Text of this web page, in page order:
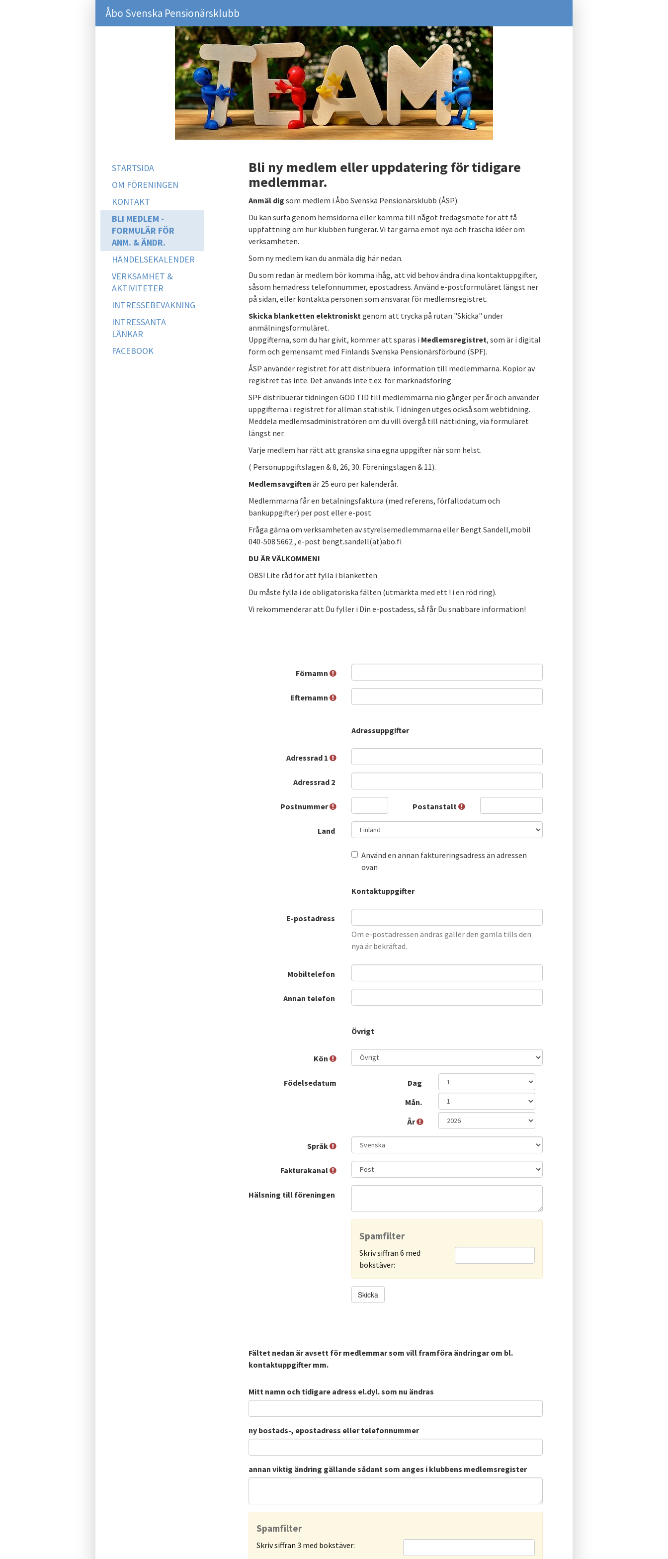
Åbo Svenska Pensionärsklubb
STARTSIDA
OM FÖRENINGEN
KONTAKT
BLI MEDLEM -
FORMULÄR FÖR
ANM. & ÄNDR.
HÄNDELSEKALENDER
VERKSAMHET &
AKTIVITETER
INTRESSEBEVAKNING
INTRESSANTA
LÄNKAR
FACEBOOK
Bli ny medlem eller uppdatering för tidigare
medlemmar.
Anmäl dig som medlem i Åbo Svenska Pensionärsklubb (ÅSP).
Du kan surfa genom hemsidorna eller komma till något fredagsmöte för att få
uppfattning om hur klubben fungerar. Vi tar gärna emot nya och fräscha idéer om
verksamheten.
Som ny medlem kan du anmäla dig här nedan.
Du som redan är medlem bör komma ihåg, att vid behov ändra dina kontaktuppgifter,
såsom hemadress telefonnummer, epostadress. Använd e-postformuläret längst ner
på sidan, eller kontakta personen som ansvarar för medlemsregistret.
Skicka blanketten elektronisktgenom att trycka på rutan "Skicka" under
anmälningsformuläret.
Uppgifterna, som du har givit, kommer att sparas i Medlemsregistret, som är i digital
form och gemensamt med Finlands Svenska Pensionärsförbund (SPF).
ÅSP använder registret för att distribuera information till medlemmarna. Kopior av
registret tas inte. Det används inte t.ex. för marknadsföring.
SPF distribuerar tidningen GOD TID till medlemmarna nio gånger per år och använder
uppgifterna i registret för allmän statistik. Tidningen utges också som webtidning.
Meddela medlemsadministratören om du vill övergå till nättidning, via formuläret
längst ner.
Varje medlem har rätt att granska sina egna uppgifter när som helst.
( Personuppgiftslagen & 8, 26, 30. Föreningslagen & 11).
Medlemsavgiften är 25 euro per kalenderår.
Medlemmarna får en betalningsfaktura (med referens, förfallodatum och
bankuppgifter) per post eller e-post.
Fråga gärna om verksamheten av styrelsemedlemmarna eller Bengt Sandell,mobil
040-508 5662 , e-post bengt.sandell(at)abo.fi
DU ÄR VÄLKOMMEN!
OBS! Lite råd för att fylla i blanketten
Du måste fylla i de obligatoriska fälten (utmärkta med ett ! i en röd ring).
Vi rekommenderar att Du fyller i Din e-postadess, så får Du snabbare information!
Förnamn
Efternamn
Adressuppgifter
Adressrad 1
Adressrad 2
Postnummer Postanstalt
Land
Använd en annan faktureringsadress än adressen
ovan
Kontaktuppgifter
E-postadress
Om e-postadressen ändras gäller den gamla tills den
nya är bekräftad.
Mobiltelefon
Annan telefon
Övrigt
Kön
Födelsedatum
Dag
Mån.
År
Språk
Fakturakanal
Hälsning till föreningen
Spamfilter
Skriv siffran 6 med
bokstäver:
Skicka
Fältet nedan är avsett för medlemmar som vill framföra ändringar om bl.
kontaktuppgifter mm.
Mitt namn och tidigare adress el.dyl. som nu ändras
ny bostads-, epostadress eller telefonnummer
annan viktig ändring gällande sådant som anges i klubbens medlemsregister
Spamfilter
Skriv siffran 3 med bokstäver: